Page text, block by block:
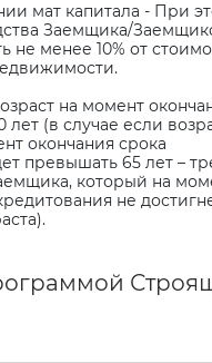
мат капитала - При
Заемщика/
не менее 10% от
на момент
лет (в случае если
окончания срока
превышать 65 лет –
который на
не